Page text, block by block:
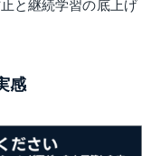
と継続学習の底上げ
感